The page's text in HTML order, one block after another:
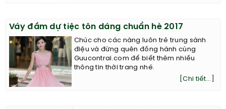
Váy đầm dự tiệc tôn dáng chuẩn hè 2017
Chúc cho các nàng luôn trẻ trung sành
điệu và đừng quên đồng hành cùng
Guucontrai.com để biết thêm nhiều
thông tin thời trang nhé.
[Chi tiết...]